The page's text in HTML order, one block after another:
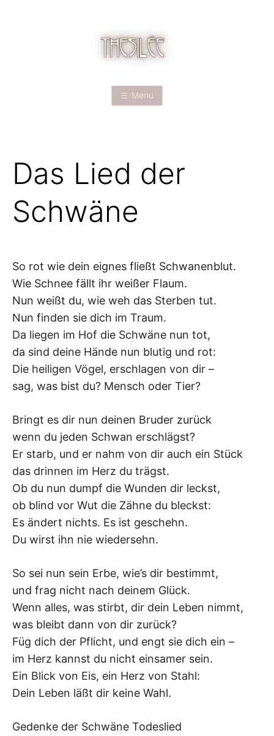
I
E
–
F
I
L
K
&
O
L
K
Menu
Das Lied der
Schwäne
So rot wie dein eignes fließt Schwanenblut.
Wie Schnee fällt ihr weißer Flaum.
Nun weißt du, wie weh das Sterben tut.
Nun finden sie dich im Traum.
Da liegen im Hof die Schwäne nun tot,
da sind deine Hände nun blutig und rot:
Die heiligen Vögel, erschlagen von dir –
sag, was bist du? Mensch oder Tier?
Bringt es dir nun deinen Bruder zurück
wenn du jeden Schwan erschlägst?
Er starb, und er nahm von dir auch ein Stück
das drinnen im Herz du trägst.
Ob du nun dumpf die Wunden dir leckst,
ob blind vor Wut die Zähne du bleckst:
Es ändert nichts. Es ist geschehn.
Du wirst ihn nie wiedersehn.
So sei nun sein Erbe, wie’s dir bestimmt,
und frag nicht nach deinem Glück.
Wenn alles, was stirbt, dir dein Leben nimmt,
was bleibt dann von dir zurück?
Füg dich der Pflicht, und engt sie dich ein –
im Herz kannst du nicht einsamer sein.
Ein Blick von Eis, ein Herz von Stahl:
Dein Leben läßt dir keine Wahl.
Gedenke der Schwäne Todeslied